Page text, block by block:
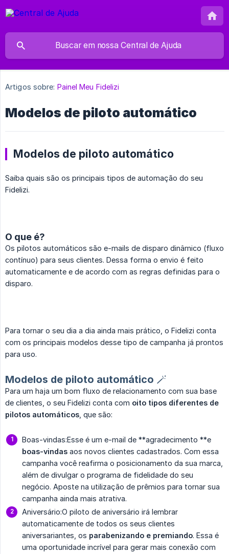
Artigos sobre: Painel Meu Fidelizi
Modelos de piloto automático
Modelos de piloto automático
Saiba quais são os principais tipos de automação do seu
Fidelizi.
O que é?
Os pilotos automáticos são e-mails de disparo dinâmico (fluxo
contínuo) para seus clientes. Dessa forma o envio é feito
automaticamente e de acordo com as regras definidas para o
disparo.
Para tornar o seu dia a dia ainda mais prático, o Fidelizi conta
com os principais modelos desse tipo de campanha já prontos
para uso.
Modelos de piloto automático 🪄
Para um haja um bom fluxo de relacionamento com sua base
de clientes, o seu Fidelizi conta com oito tipos diferentes de
pilotos automáticos , que são:
Boas-vindas:Esse é um e-mail de **agradecimento **e
boas-vindas aos novos clientes cadastrados. Com essa
campanha você reafirma o posicionamento da sua marca,
além de divulgar o programa de fidelidade do seu
negócio. Aposte na utilização de prêmios para tornar sua
campanha ainda mais atrativa.
Aniversário:O piloto de aniversário irá lembrar
automaticamente de todos os seus clientes
aniversariantes, os parabenizando e premiando. Essa é
uma oportunidade incrível para gerar mais conexão com